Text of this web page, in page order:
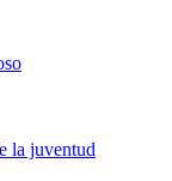
la juventud